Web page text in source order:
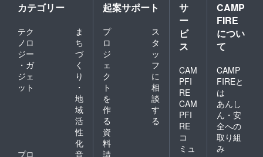
カテゴリー
テク
ノロ
ジー
・ガ
ジェ
ット
ま
ち
づ
く
り
・
地
域
活
性
化
プロ
音
起案サポート
プ
ロ
ジ
ェ
ク
ト
を
作
る
ス
タ
ッ
フ
に
相
談
す
る
資
料
請
サ
ー
ビ
ス
CAM
PFI
RE
CAM
PFI
RE
コ
ミュ
CAMP
FIRE
につい
て
CAMP
FIREと
は
あんし
ん・安
全への
取り組
み